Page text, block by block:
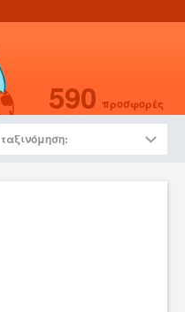
590 προσφορές
ταξινόμηση: